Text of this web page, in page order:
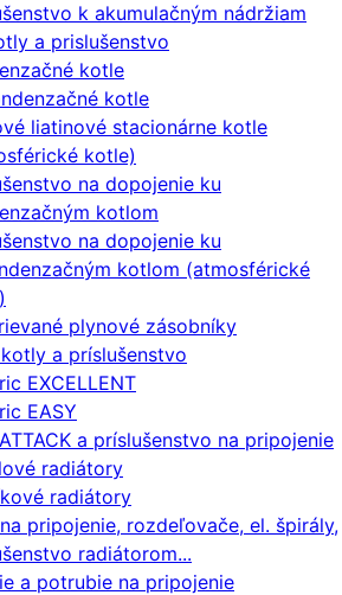
k akumulačným nádržiam
a prislušenstvo
kotle
kotle
liatinové stacionárne kotle
kotle)
na dopojenie ku
kotlom
na dopojenie ku
kotlom (atmosférické
plynové zásobníky
a príslušenstvo
EXCELLENT
EASY
a príslušenstvo na pripojenie
radiátory
radiátory
pripojenie, rozdeľovače, el. špirály,
radiátorom...
a potrubie na pripojenie